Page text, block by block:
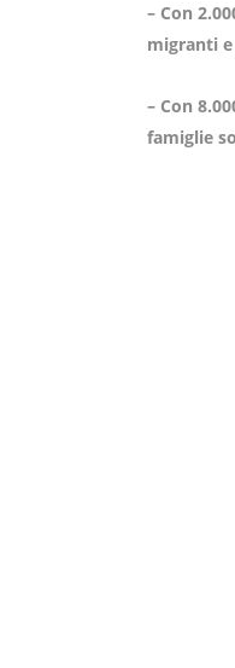
– Con
migranti
– Con
famiglie
– Con